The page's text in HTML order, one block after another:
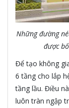
Những đường
được
Để tạo không
6 tầng cho lắp
tầng lầu. Điều
luôn tràn ngập